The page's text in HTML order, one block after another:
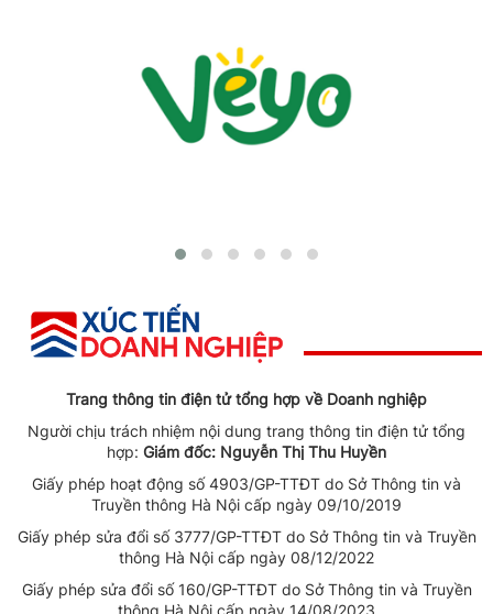
Trang thông tin điện tử tổng hợp về Doanh nghiệp
Người chịu trách nhiệm nội dung trang thông tin điện tử tổng
hợp: Giám đốc: Nguyễn Thị Thu Huyền
Giấy phép hoạt động số 4903/GP-TTĐT do Sở Thông tin và
Truyền thông Hà Nội cấp ngày 09/10/2019
Giấy phép sửa đổi số 3777/GP-TTĐT do Sở Thông tin và Truyền
thông Hà Nội cấp ngày 08/12/2022
Giấy phép sửa đổi số 160/GP-TTĐT do Sở Thông tin và Truyền